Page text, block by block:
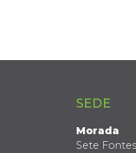
SEDE
Morada
Sete